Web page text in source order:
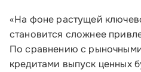
Малому и среднему
«На фоне растущей
становится сложнее
По сравнению с
кредитами выпуск ценных